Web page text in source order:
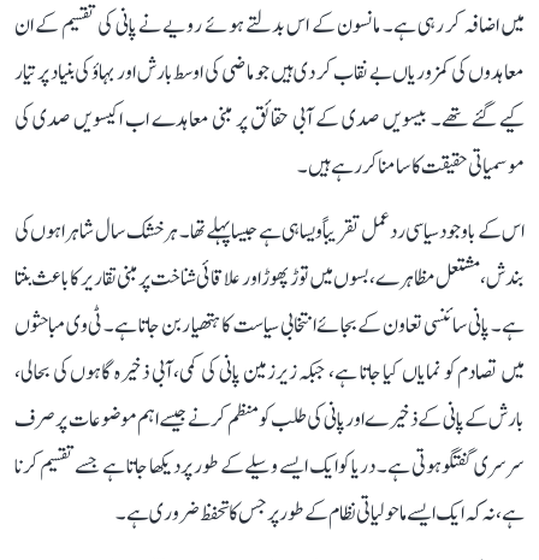
میں اضافہ کر رہی ہے۔ مانسون کے اس بدلتے ہوئے رویے نے پانی کی تقسیم کے ان
معاہدوں کی کمزوریاں بے نقاب کر دی ہیں جو ماضی کی اوسط بارش اور بہاؤ کی بنیاد پر تیار
کیے گئے تھے۔ بیسویں صدی کے آبی حقائق پر مبنی معاہدے اب اکیسویں صدی کی
موسمیاتی حقیقت کا سامنا کر رہے ہیں۔
اس کے باوجود سیاسی ردعمل تقریباً ویسا ہی ہے جیسا پہلے تھا۔ ہر خشک سال شاہراہوں کی
بندش، مشتعل مظاہرے، بسوں میں توڑ پھوڑ اور علاقائی شناخت پر مبنی تقاریر کا باعث بنتا
ہے۔ پانی سائنسی تعاون کے بجائے انتخابی سیاست کا ہتھیار بن جاتا ہے۔ ٹی وی مباحثوں
میں تصادم کو نمایاں کیا جاتا ہے، جبکہ زیرزمین پانی کی کمی، آبی ذخیرہ گاہوں کی بحالی،
بارش کے پانی کے ذخیرے اور پانی کی طلب کو منظم کرنے جیسے اہم موضوعات پر صرف
سرسری گفتگو ہوتی ہے۔ دریا کو ایک ایسے وسیلے کے طور پر دیکھا جاتا ہے جسے تقسیم کرنا
ہے، نہ کہ ایک ایسے ماحولیاتی نظام کے طور پر جس کا تحفظ ضروری ہے۔